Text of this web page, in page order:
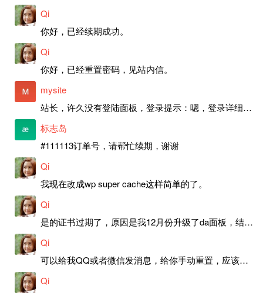
Qi
你好，已经续期成功。
Qi
你好，已经重置密码，见站内信。
mysite
站长，许久没有登陆面板，登录提示：嗯，登录详细信息似乎不正确。请重试。 网站还可以正常使用。如果是密码问题请帮忙重置一下密码。谢谢。订单号：97790，账号：aa20210950。 站长，提交了工单，你回复续期成功，不过我的问题是面部登陆信息有问题，一直是初始密码，现在无法登陆，有时间麻烦排查一下。
标志岛
#111113订单号，请帮忙续期，谢谢
Qi
我现在改成wp super cache这样简单的了。
Qi
是的证书过期了，原因是我12月份升级了da面板，结果后台证书就不更新了，目前还在排查问题。切换PHP版本现在没有了，因为DA新版不支持。
Qi
可以给我QQ或者微信发消息，给你手动重置，应该是服务器插件有问题了，这个wp的主题太老了，导致现在好多的问题，网站的签到功能也是因为这个原因导致的。
Qi